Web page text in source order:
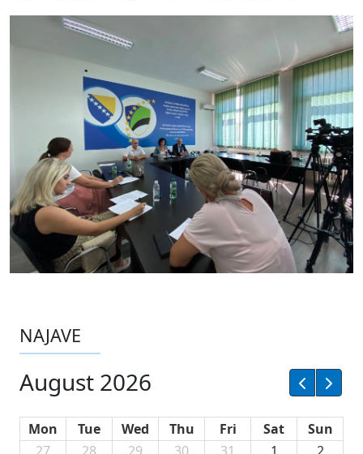
NAJAVE
August 2026
Mon Tue Wed Thu Fri Sat
Sun